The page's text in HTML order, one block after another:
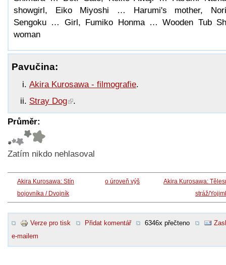
showgirl, Eiko Miyoshi … Harumi's mother,
Sengoku … Girl, Fumiko Honma … Wooden Tub
woman
Pavučina:
Akira Kurosawa - filmografie.
Stray Dog
.
Průměr:
Zatím nikdo nehlasoval
Akira Kurosawa: Stín
bojovníka / Dvojník
o úroveň výš
Akira Kurosawa:
stráž/
Verze pro tisk Přidat komentář 6346x přečteno
e-mailem